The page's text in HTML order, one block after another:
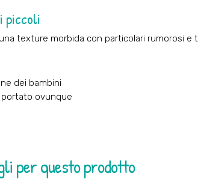
piccoli
texture morbida con particolari rumorosi e
dei bambini
ovunque
per questo prodotto